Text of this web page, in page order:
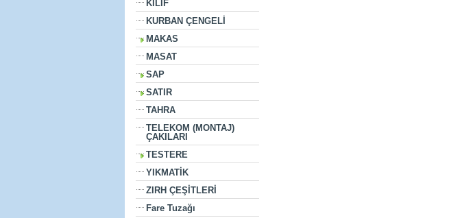
KILIF
KURBAN ÇENGELİ
MAKAS
MASAT
SAP
SATIR
TAHRA
TELEKOM (MONTAJ)
ÇAKILARI
TESTERE
YIKMATİK
ZIRH ÇEŞİTLERİ
Fare Tuzağı